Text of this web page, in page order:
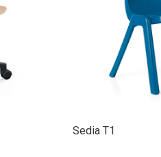
Sedia T1